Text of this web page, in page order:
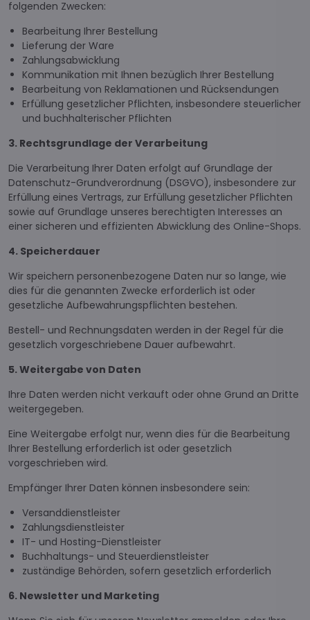
folgenden Zwecken:
Bearbeitung Ihrer Bestellung
Lieferung der Ware
Zahlungsabwicklung
Kommunikation mit Ihnen bezüglich Ihrer Bestellung
Bearbeitung von Reklamationen und Rücksendungen
Erfüllung gesetzlicher Pflichten, insbesondere steuerlicher
und buchhalterischer Pflichten
3. Rechtsgrundlage der Verarbeitung
Die Verarbeitung Ihrer Daten erfolgt auf Grundlage der
Datenschutz-Grundverordnung (DSGVO), insbesondere zur
Erfüllung eines Vertrags, zur Erfüllung gesetzlicher Pflichten
sowie auf Grundlage unseres berechtigten Interesses an
einer sicheren und effizienten Abwicklung des Online-Shops.
4. Speicherdauer
Wir speichern personenbezogene Daten nur so lange, wie
dies für die genannten Zwecke erforderlich ist oder
gesetzliche Aufbewahrungspflichten bestehen.
Bestell- und Rechnungsdaten werden in der Regel für die
gesetzlich vorgeschriebene Dauer aufbewahrt.
5. Weitergabe von Daten
Ihre Daten werden nicht verkauft oder ohne Grund an Dritte
weitergegeben.
Eine Weitergabe erfolgt nur, wenn dies für die Bearbeitung
Ihrer Bestellung erforderlich ist oder gesetzlich
vorgeschrieben wird.
Empfänger Ihrer Daten können insbesondere sein:
Versanddienstleister
Zahlungsdienstleister
IT- und Hosting-Dienstleister
Buchhaltungs- und Steuerdienstleister
zuständige Behörden, sofern gesetzlich erforderlich
6. Newsletter und Marketing